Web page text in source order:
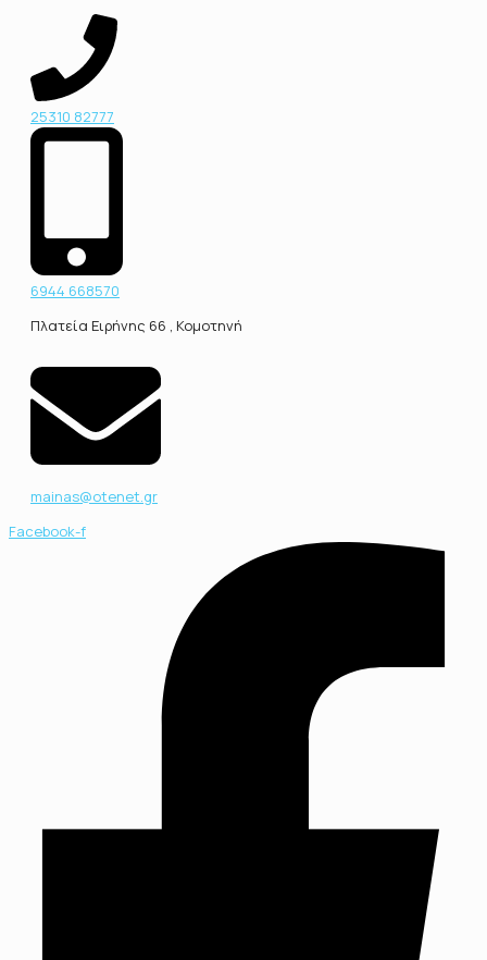
25310 82777
6944 668570
Πλατεία Ειρήνης 66 , Κομοτηνή
mainas@otenet.gr
Facebook-f